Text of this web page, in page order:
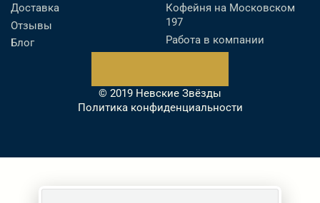
Доставка
Отзывы
Блог
Кофейня на Московском
197
Работа в компании
© 2019 Невские Звёзды
Политика конфиденциальности